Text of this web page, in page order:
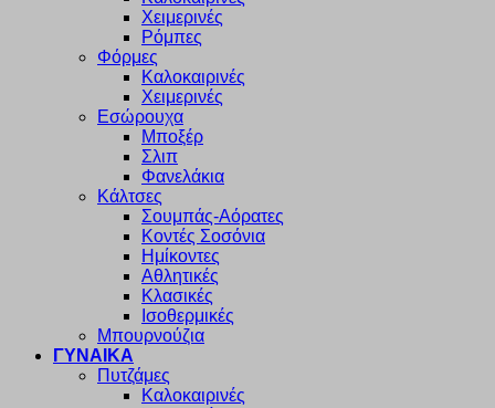
Χειμερινές
Ρόμπες
Φόρμες
Καλοκαιρινές
Χειμερινές
Εσώρουχα
Μποξέρ
Σλιπ
Φανελάκια
Κάλτσες
Σουμπάς-Αόρατες
Κοντές Σοσόνια
Ημίκοντες
Αθλητικές
Κλασικές
Ισοθερμικές
Μπουρνούζια
ΓΥΝΑΙΚΑ
Πυτζάμες
Καλοκαιρινές